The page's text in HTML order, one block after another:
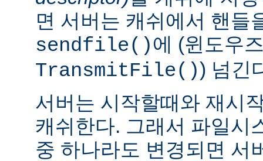
면 서버는 캐쉬에서 핸들
sendfile()에 (윈도우
TransmitFile()) 넘긴
서버는 시작할때와 재시
캐쉬한다. 그래서 파일시
중 하나라도 변경되면 서